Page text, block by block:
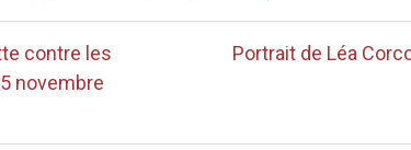
contre les
novembre
Portrait de Léa